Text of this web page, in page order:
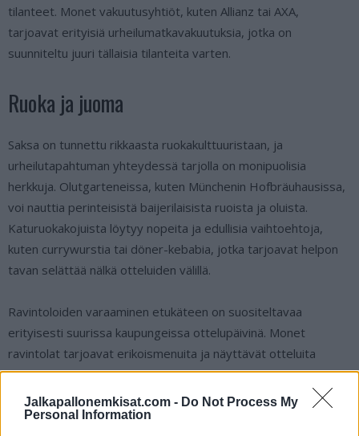
Jalkapallonemkisat.com - Do Not Process My
Personal Information
tilanteet. Monet vakuutusyhtiöt, kuten Allianz tai AXA,
tarjoavat erityisiä urheilumatkavakuutuksia, jotka on
suunniteltu juuri tällaisia tilanteita varten.
Ruoka ja juoma
Saksa on tunnettu rikkaasta ruokakulttuuristaan, ja
urheilutapahtuman yhteydessä tarjolla on monipuolisia
herkkuja. Olutgarteneissa, kuten Münchenin Hofbräuhausissa,
voi nauttia perinteisistä baijerilaisista ruoista ja oluista.
Katuruokakojuista löytyy nopeita ja edullisia vaihtoehtoja,
kuten currywurstia tai döner-kebabia, jotka tarjoavat helpon
tavan selättää nälkä otteluiden välillä.
Ravintoloiden varaaminen etukäteen on suositeltavaa
erityisesti suurissa kaupungeissa ottelupäivinä. Monet
ravintolat tarjoavat erikoismenuita ja näyttävät otteluita
suurilta näytöiltä, mikä luo erinomaisen ympäristön otteluiden
seuraamiseen samanhenkisten fanien kanssa. Jos etsit jotakin
erityistä, gourmet-ravintolat, kuten Berliinissä sijaitseva Tim